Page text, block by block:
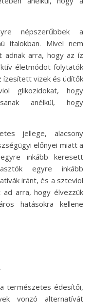
népszerűbbek a
italokban. Mivel nem
adnak arra, hogy az íz
életmódot folytatók
ízesített vizek és üdítők
glikozidokat, hogy
anélkül, hogy
jellege, alacsony
előnyei miatt a
inkább keresett
egyre inkább
iránt, és a szteviol
ad arra, hogy élvezzük
hatásokra kellene
természetes édesítői,
vonzó alternatívát